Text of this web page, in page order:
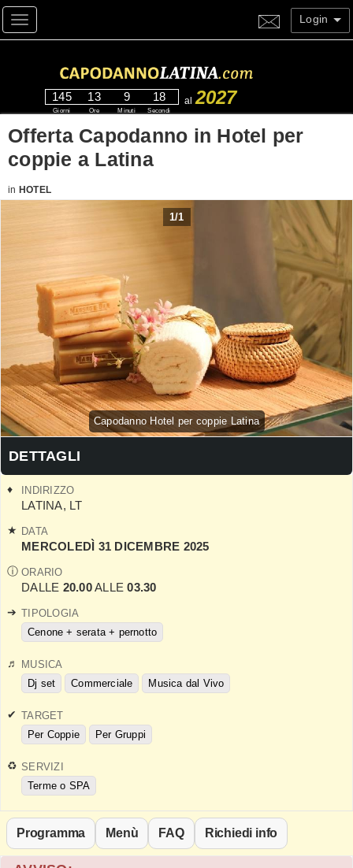
Toggle navigation Login
145
Giorni
13
Ore
9
Minuti
17
Secondi
al 2027
Offerta Capodanno in Hotel per
coppie a Latina
in HOTEL
1/1
Capodanno Hotel per coppie Latina
DETTAGLI
INDIRIZZO
LATINA, LT
DATA
MERCOLEDÌ 31 DICEMBRE 2025
ORARIO
DALLE 20.00ALLE03.30
TIPOLOGIA
Cenone + serata + pernotto
MUSICA
Dj set
Commerciale Musica dal Vivo
TARGET
Per Coppie
Per Gruppi
SERVIZI
Terme o SPA
Programma Menù FAQ Richiedi info